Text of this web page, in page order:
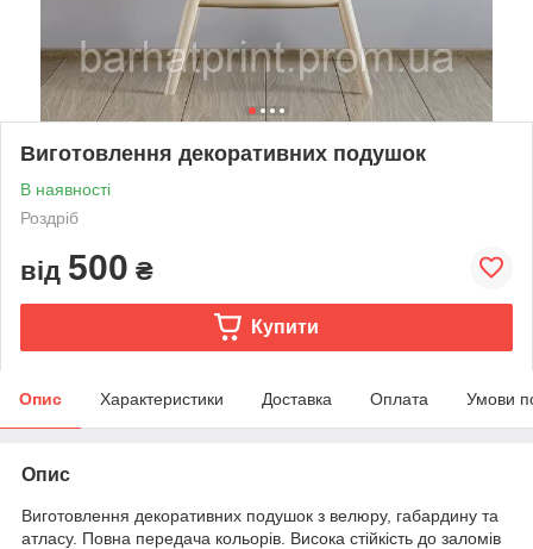
Виготовлення декоративних подушок
В наявності
Роздріб
від 500 ₴
Купити
Опис Характеристики Доставка Оплата Умови
Опис
Виготовлення декоративних подушок з велюру, габардину та
атласу. Повна передача кольорів. Висока стійкість до заломів